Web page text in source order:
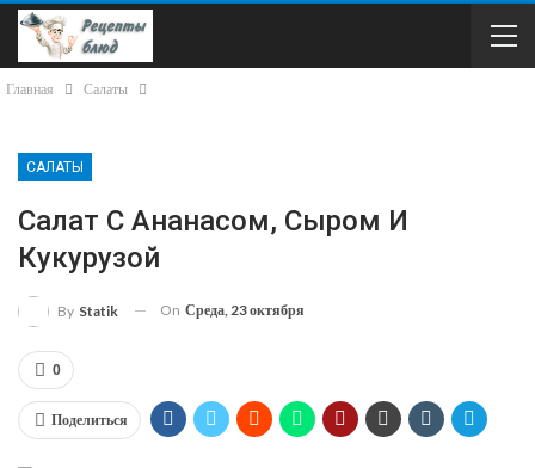
Главная Салаты
САЛАТЫ
Салат С Ананасом, Сыром И
Кукурузой
By Statik On Среда, 23 октября
0
Поделиться